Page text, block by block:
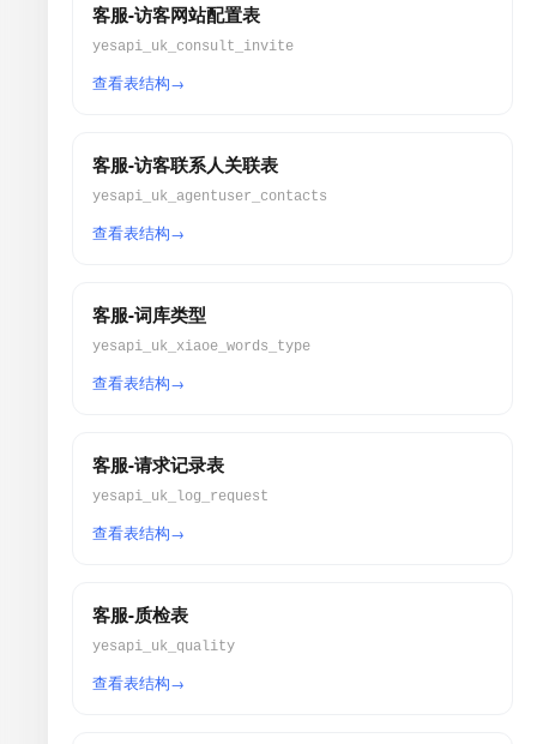
客服-访客网站配置表
yesapi_uk_consult_invite
查看表结构
客服-访客联系人关联表
yesapi_uk_agentuser_contacts
查看表结构
客服-词库类型
yesapi_uk_xiaoe_words_type
查看表结构
客服-请求记录表
yesapi_uk_log_request
查看表结构
客服-质检表
yesapi_uk_quality
查看表结构